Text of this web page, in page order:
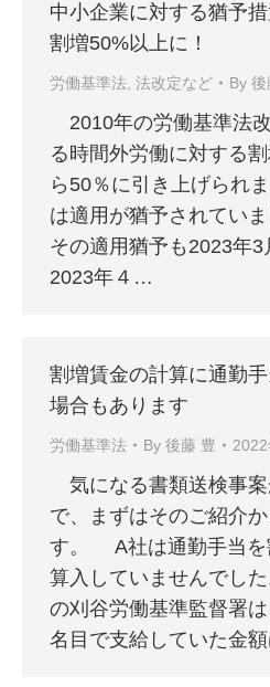
中小企業に対する猶予
割増50%以上に！
労働基準法 法改定など By 後
2010年の労働基準法
る時間外労働に対する
ら50％に引き上げられ
は適用が猶予されてい
その適用猶予も2023年3
2023年４…
割増賃金の計算に通勤
場合もあります
労働基準法 By 後藤 豊
気になる書類送検事
で、まずはそのご紹介
す。 A社は通勤手当を
算入していませんでし
の刈谷労働基準監督署
名目で支給していた金